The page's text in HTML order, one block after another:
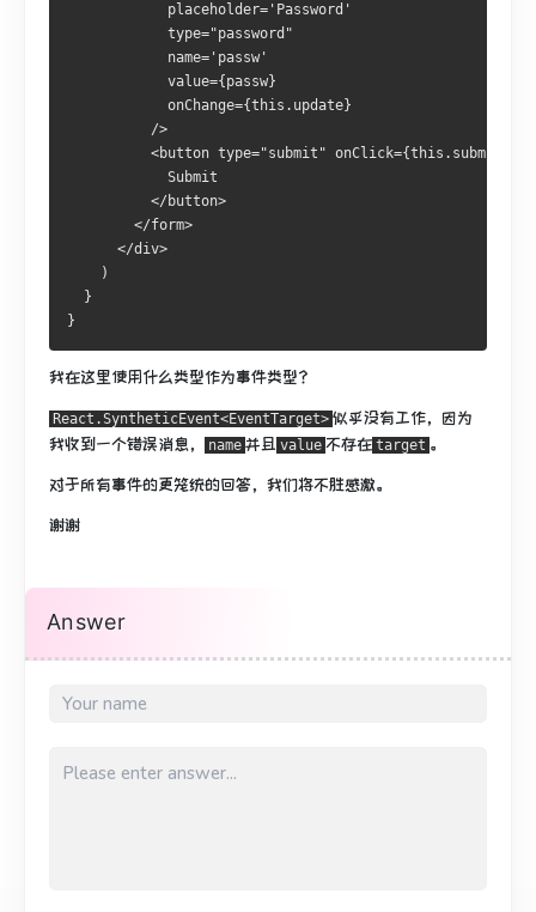
            placeholder='Password'
            type="password"
            name='passw'
            value={passw}
            onChange={this.update}
          />
          <button type="submit" onClick={this.submit} >
            Submit
          </button>
        </form>
      </div>
    )
  }
}
我在这里使用什么类型作为事件类型？
React.SyntheticEvent<EventTarget> 似乎没有工作，因为
我收到一个错误消息，
name 并且 value 不存在 target 。
对于所有事件的更笼统的回答，我们将不胜感激。
谢谢
Answer